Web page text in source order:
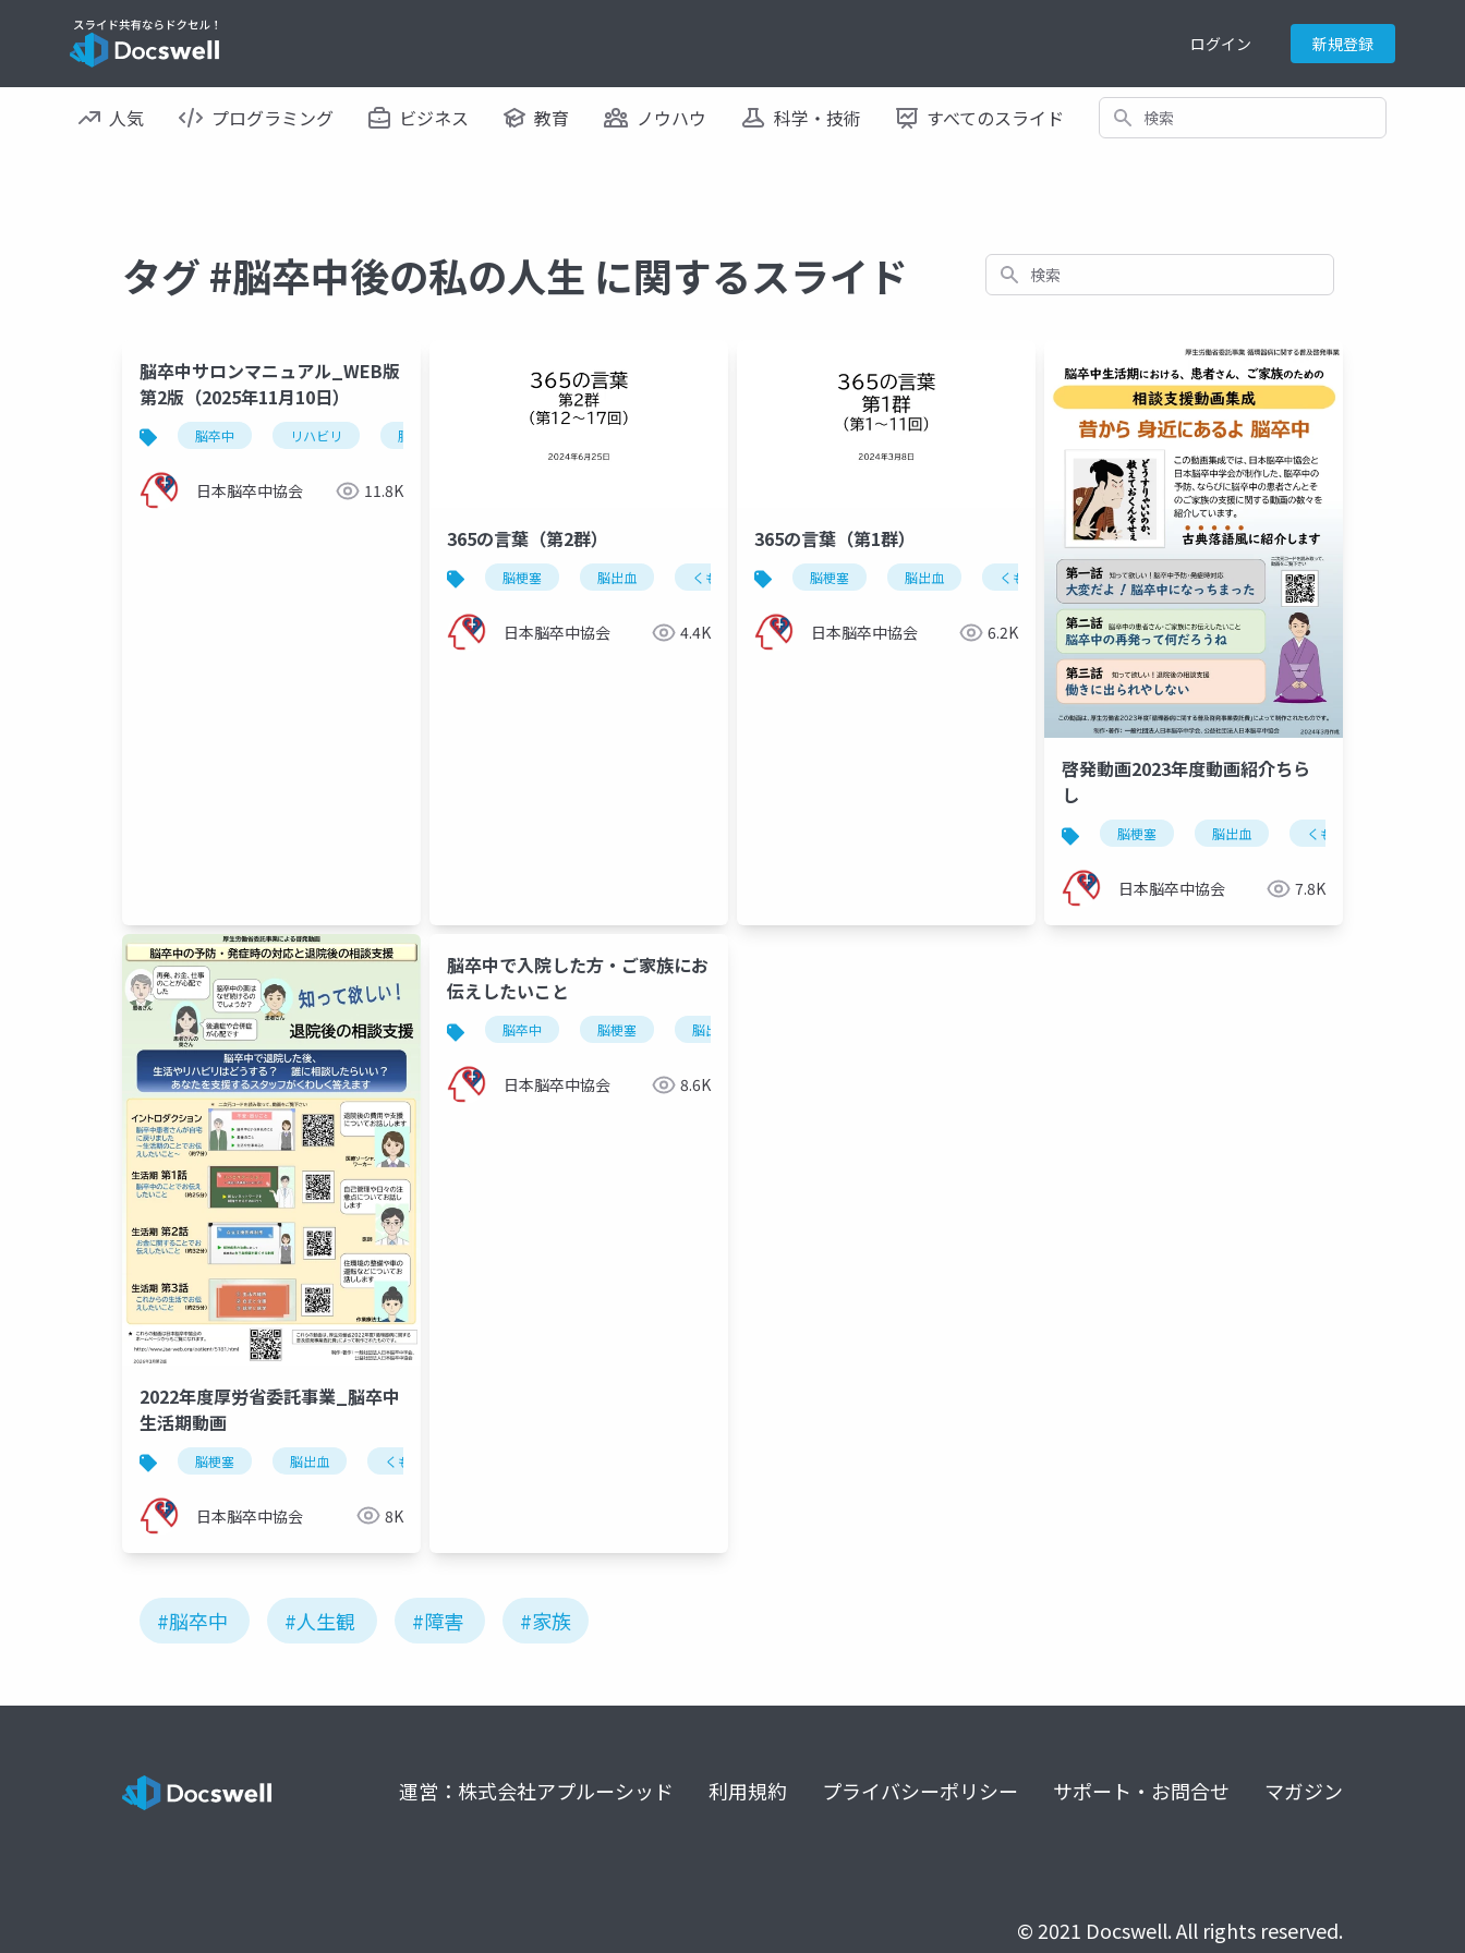
ログイン 新規登録
人気 プログラミング ビジネス 教育 ノウハウ 科学・技術 すべてのスライド 検索
タグ #脳卒中後の私の人生 に関するスライド 検索
脳卒中サロンマニュアル_WEB版
第2版（2025年11月10日）
脳卒中 リハビリ 脳出血 脳卒中後の私の人生
日本脳卒中協会 11.8K
365の言葉（第2群）
脳梗塞 脳出血 くも膜下出血 脳卒中 後遺症 リハビリ 失語症 脳卒中後の私の人生
日本脳卒中協会 4.4K
365の言葉（第1群）
脳梗塞 脳出血 くも膜下出血 脳卒中
日本脳卒中協会 6.2K
啓発動画2023年度動画紹介ちら
し
脳梗塞 脳出血 くも膜下出血
日本脳卒中協会 7.8K
2022年度厚労省委託事業_脳卒中
生活期動画
脳梗塞 脳出血 くも膜下出血
日本脳卒中協会 8K
脳卒中で入院した方・ご家族にお
伝えしたいこと
脳卒中 脳梗塞 脳出血
日本脳卒中協会 8.6K
#脳卒中 #人生観 #障害 #家族
運営：株式会社アプルーシッド 利用規約 プライバシーポリシー サポート・お問合せ マガジン
© 2021 Docswell. All rights reserved.